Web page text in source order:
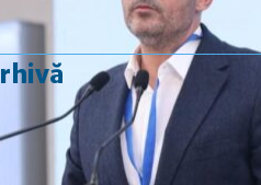
septembrie 2020
Ma Mi